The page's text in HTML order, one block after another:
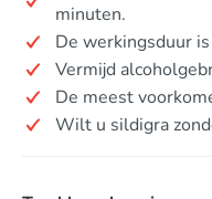
minuten.
De werkingsduur
Vermijd
De meest
Wilt u sildigra